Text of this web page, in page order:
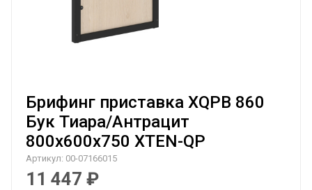
Брифинг приставка XQPB 860
Бук Тиара/Антрацит
800х600х750 XTEN-QP
Артикул: 00-07166015
11 447 ₽